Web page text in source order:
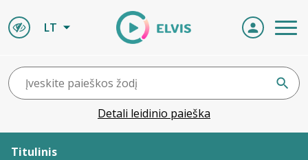
LT
Detali leidinio paieška
Titulinis